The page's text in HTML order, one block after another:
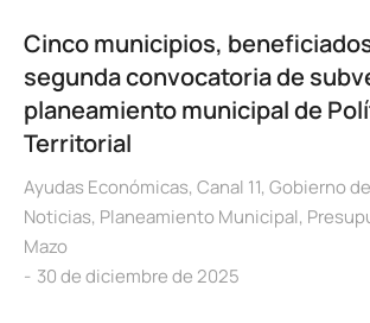
Cinco municipios,
segunda convocatoria de
planeamiento municipal de
Territorial
Ayudas Económicas, Canal 11, Gobierno
Noticias, Planeamiento Municipal,
Mazo
30 de diciembre de 2025